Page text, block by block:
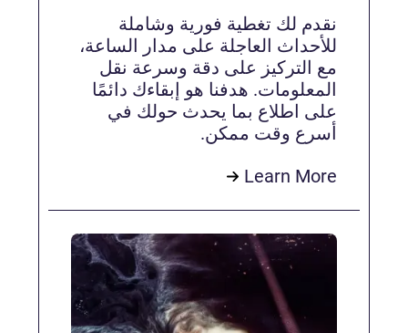
نقدم لك تغطية فورية وشاملة
للأحداث العاجلة على مدار الساعة،
مع التركيز على دقة وسرعة نقل
المعلومات. هدفنا هو إبقاءك دائمًا
على اطلاع بما يحدث حولك في
أسرع وقت ممكن.
Learn More